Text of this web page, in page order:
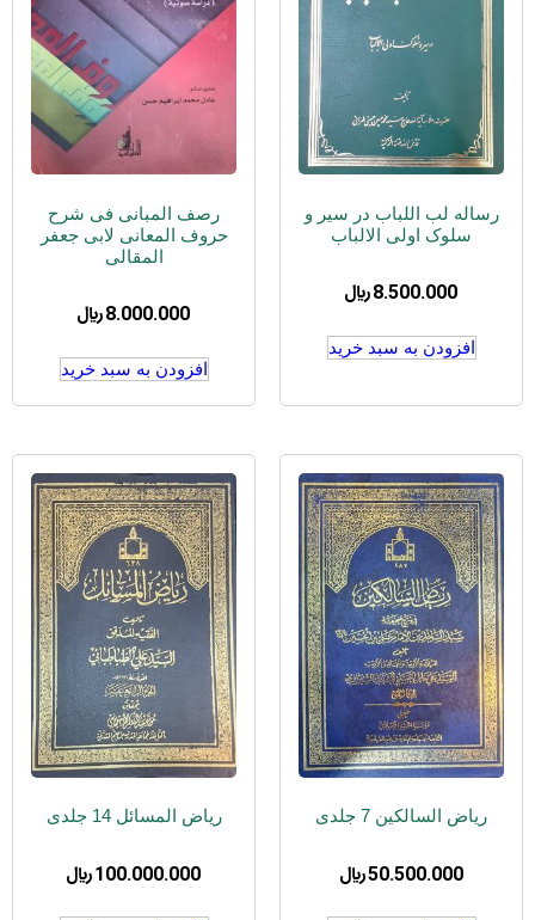
رساله لب اللباب در سیر و
سلوک اولی الالباب
8.500.000 ﷼
افزودن به سبد خرید
رصف المبانی فی شرح
حروف المعانی لابی جعفر
المقالی
8.000.000 ﷼
افزودن به سبد خرید
ریاض السالکین 7 جلدی
50.500.000﷼
ریاض المسائل 14 جلدی
100.000.000 ﷼